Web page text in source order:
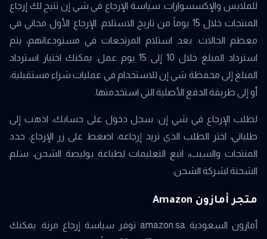
للملابس والإكسسوارات. سياسة الإرجاع في شي إن تتيح لك إرجاع
المنتجات خلال 15 يوماً من تاريخ الاستلام. الإرجاع الأول مجاني في
معظم الحالات. بعد استلام المرتجعات في مستودعاتهم، يتم
استرداد المبلغ خلال 10 إلى 15 يوم عمل. يمكنك اختيار استرداد
المبلغ إلى محفظة شي إن للاستخدام في عمليات شراء مستقبلية،
أو إلى طريقة الدفع الأصلية التي استخدمتها.
لطلب الإرجاع في شي إن: سجل دخول على حسابك، اذهب إلى
طلباتي، اختر الطلب الذي تريد إرجاعه، اضغط على زر الإرجاع، حدد
المنتجات والسبب، اتبع التعليمات لطباعة بوليصة الشحن، سلم
الشحنة لشركة الشحن.
متجر أمازون Amazon
أمازون السعودية amazon.sa توفر سياسة إرجاع مرنة. يمكنك